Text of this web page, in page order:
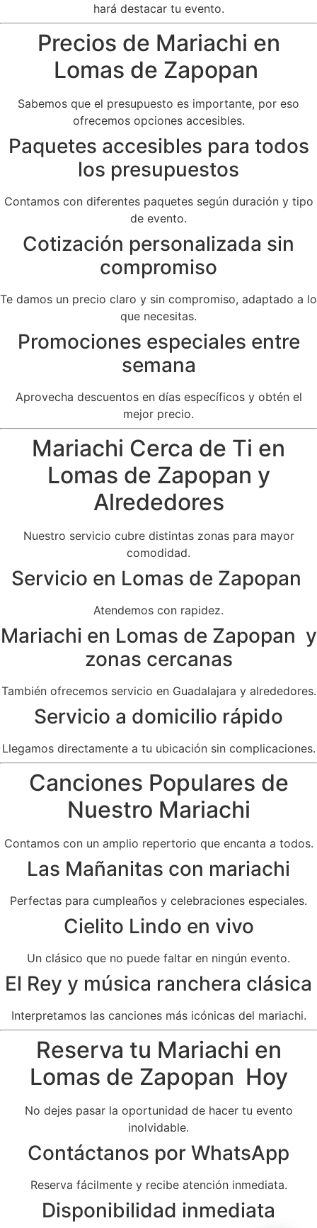
hará destacar tu evento.
Precios de Mariachi en
Lomas de Zapopan
Sabemos que el presupuesto es importante, por eso
ofrecemos opciones accesibles.
Paquetes accesibles para todos
los presupuestos
Contamos con diferentes paquetes según duración y tipo
de evento.
Cotización personalizada sin
compromiso
Te damos un precio claro y sin compromiso, adaptado a lo
que necesitas.
Promociones especiales entre
semana
Aprovecha descuentos en días específicos y obtén el
mejor precio.
Mariachi Cerca de Ti en
Lomas de Zapopan y
Alrededores
Nuestro servicio cubre distintas zonas para mayor
comodidad.
Servicio en Lomas de Zapopan
Atendemos con rapidez.
Mariachi en Lomas de Zapopan y
zonas cercanas
También ofrecemos servicio en Guadalajara y alrededores.
Servicio a domicilio rápido
Llegamos directamente a tu ubicación sin complicaciones.
Canciones Populares de
Nuestro Mariachi
Contamos con un amplio repertorio que encanta a todos.
Las Mañanitas con mariachi
Perfectas para cumpleaños y celebraciones especiales.
Cielito Lindo en vivo
Un clásico que no puede faltar en ningún evento.
El Rey y música ranchera clásica
Interpretamos las canciones más icónicas del mariachi.
Reserva tu Mariachi en
Lomas de Zapopan Hoy
No dejes pasar la oportunidad de hacer tu evento
inolvidable.
Contáctanos por WhatsApp
Reserva fácilmente y recibe atención inmediata.
Disponibilidad inmediata